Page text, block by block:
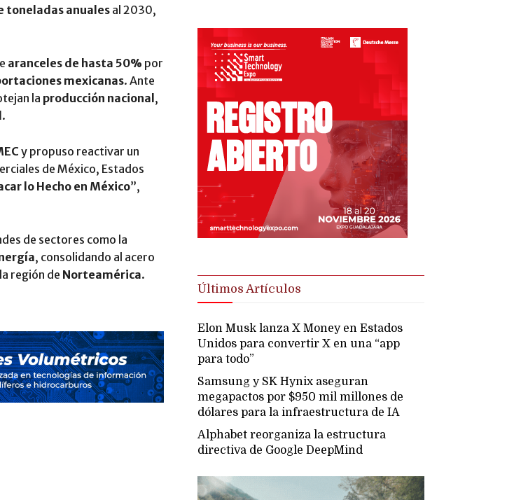
toneladas anuales al 2030,
aranceles de hasta 50% por
mexicanas. Ante
la producción nacional,
.
y propuso reactivar un
de México, Estados
lo Hecho en México”,
de sectores como la
, consolidando al acero
región de Norteamérica.
Últimos Artículos
Elon Musk lanza X Money en Estados
Unidos para convertir X en una “app
para todo”
Samsung y SK Hynix aseguran
megapactos por $950 mil millones de
dólares para la infraestructura de IA
Alphabet reorganiza la estructura
directiva de Google DeepMind